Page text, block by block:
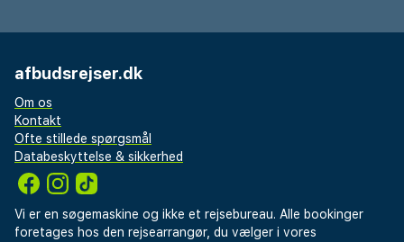
afbudsrejser.dk
Om os
Kontakt
Ofte stillede spørgsmål
Databeskyttelse & sikkerhed
Vi er en søgemaskine og ikke et rejsebureau. Alle bookinger
foretages hos den rejsearrangør, du vælger i vores